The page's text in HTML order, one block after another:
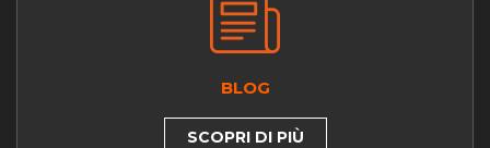
BLOG
SCOPRI DI PIÙ